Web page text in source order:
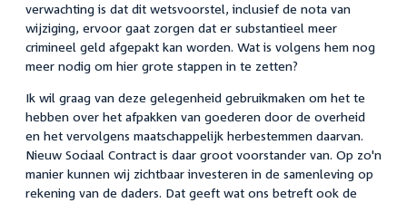
verwachting is dat dit wetsvoorstel, inclusief de nota van
wijziging, ervoor gaat zorgen dat er substantieel meer
crimineel geld afgepakt kan worden. Wat is volgens hem nog
meer nodig om hier grote stappen in te zetten?
Ik wil graag van deze gelegenheid gebruikmaken om het te
hebben over het afpakken van goederen door de overheid
en het vervolgens maatschappelijk herbestemmen daarvan.
Nieuw Sociaal Contract is daar groot voorstander van. Op zo'n
manier kunnen wij zichtbaar investeren in de samenleving op
rekening van de daders. Dat geeft wat ons betreft ook de